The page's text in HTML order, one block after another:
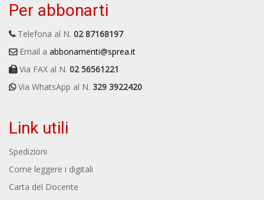
Per abbonarti
Telefona al N. 02 87168197
Email a abbonamenti@sprea.it
Via FAX al N. 02 56561221
Via WhatsApp al N. 329 3922420
Link utili
Spedizioni
Come leggere i digitali
Carta del Docente